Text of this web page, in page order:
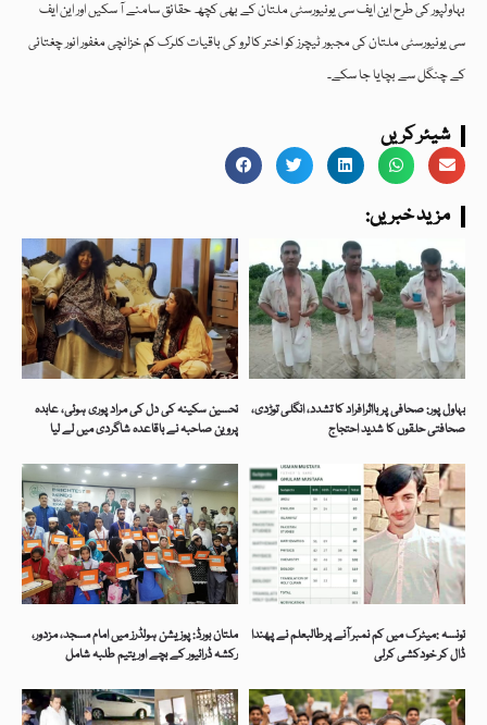
بہاولپور کی طرح این ایف سی یونیورسٹی ملتان کے بھی کچھ حقائق سامنے آ سکیں اور این ایف
سی یونیورسٹی ملتان کی مجبور ٹیچرز کو اختر کالرو کی باقیات کلرک کم خزانچی مغفور انور چغتائی
کے چنگل سے بچایا جا سکے۔
شیئر کریں
:مزید خبریں
تحسین سکینہ کی دل کی مراد پوری ہوئی، عابدہ
پروین صاحبہ نے باقاعدہ شاگردی میں لے لیا
بہاول پور: صحافی پر بااثرافراد کا تشدد، انگلی توڑدی،
صحافتی حلقوں کا شدید احتجاج
ملتان بورڈ: پوزیشن ہولڈرز میں امام مسجد، مزدور،
رکشہ ڈرائیور کے بچے اور یتیم طلبہ شامل
تونسہ :میٹرک میں کم نمبر آنے پرطالبعلم نے پھندا
ڈال کر خودکشی کرلی